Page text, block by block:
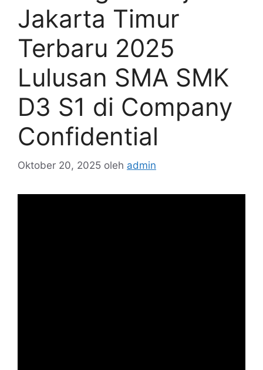
Jakarta Timur
Terbaru 2025
Lulusan SMA SMK
D3 S1 di Company
Confidential
Oktober 20, 2025 oleh admin